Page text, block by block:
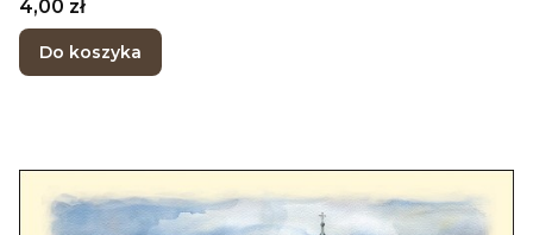
Cena
4,00 zł
Do koszyka